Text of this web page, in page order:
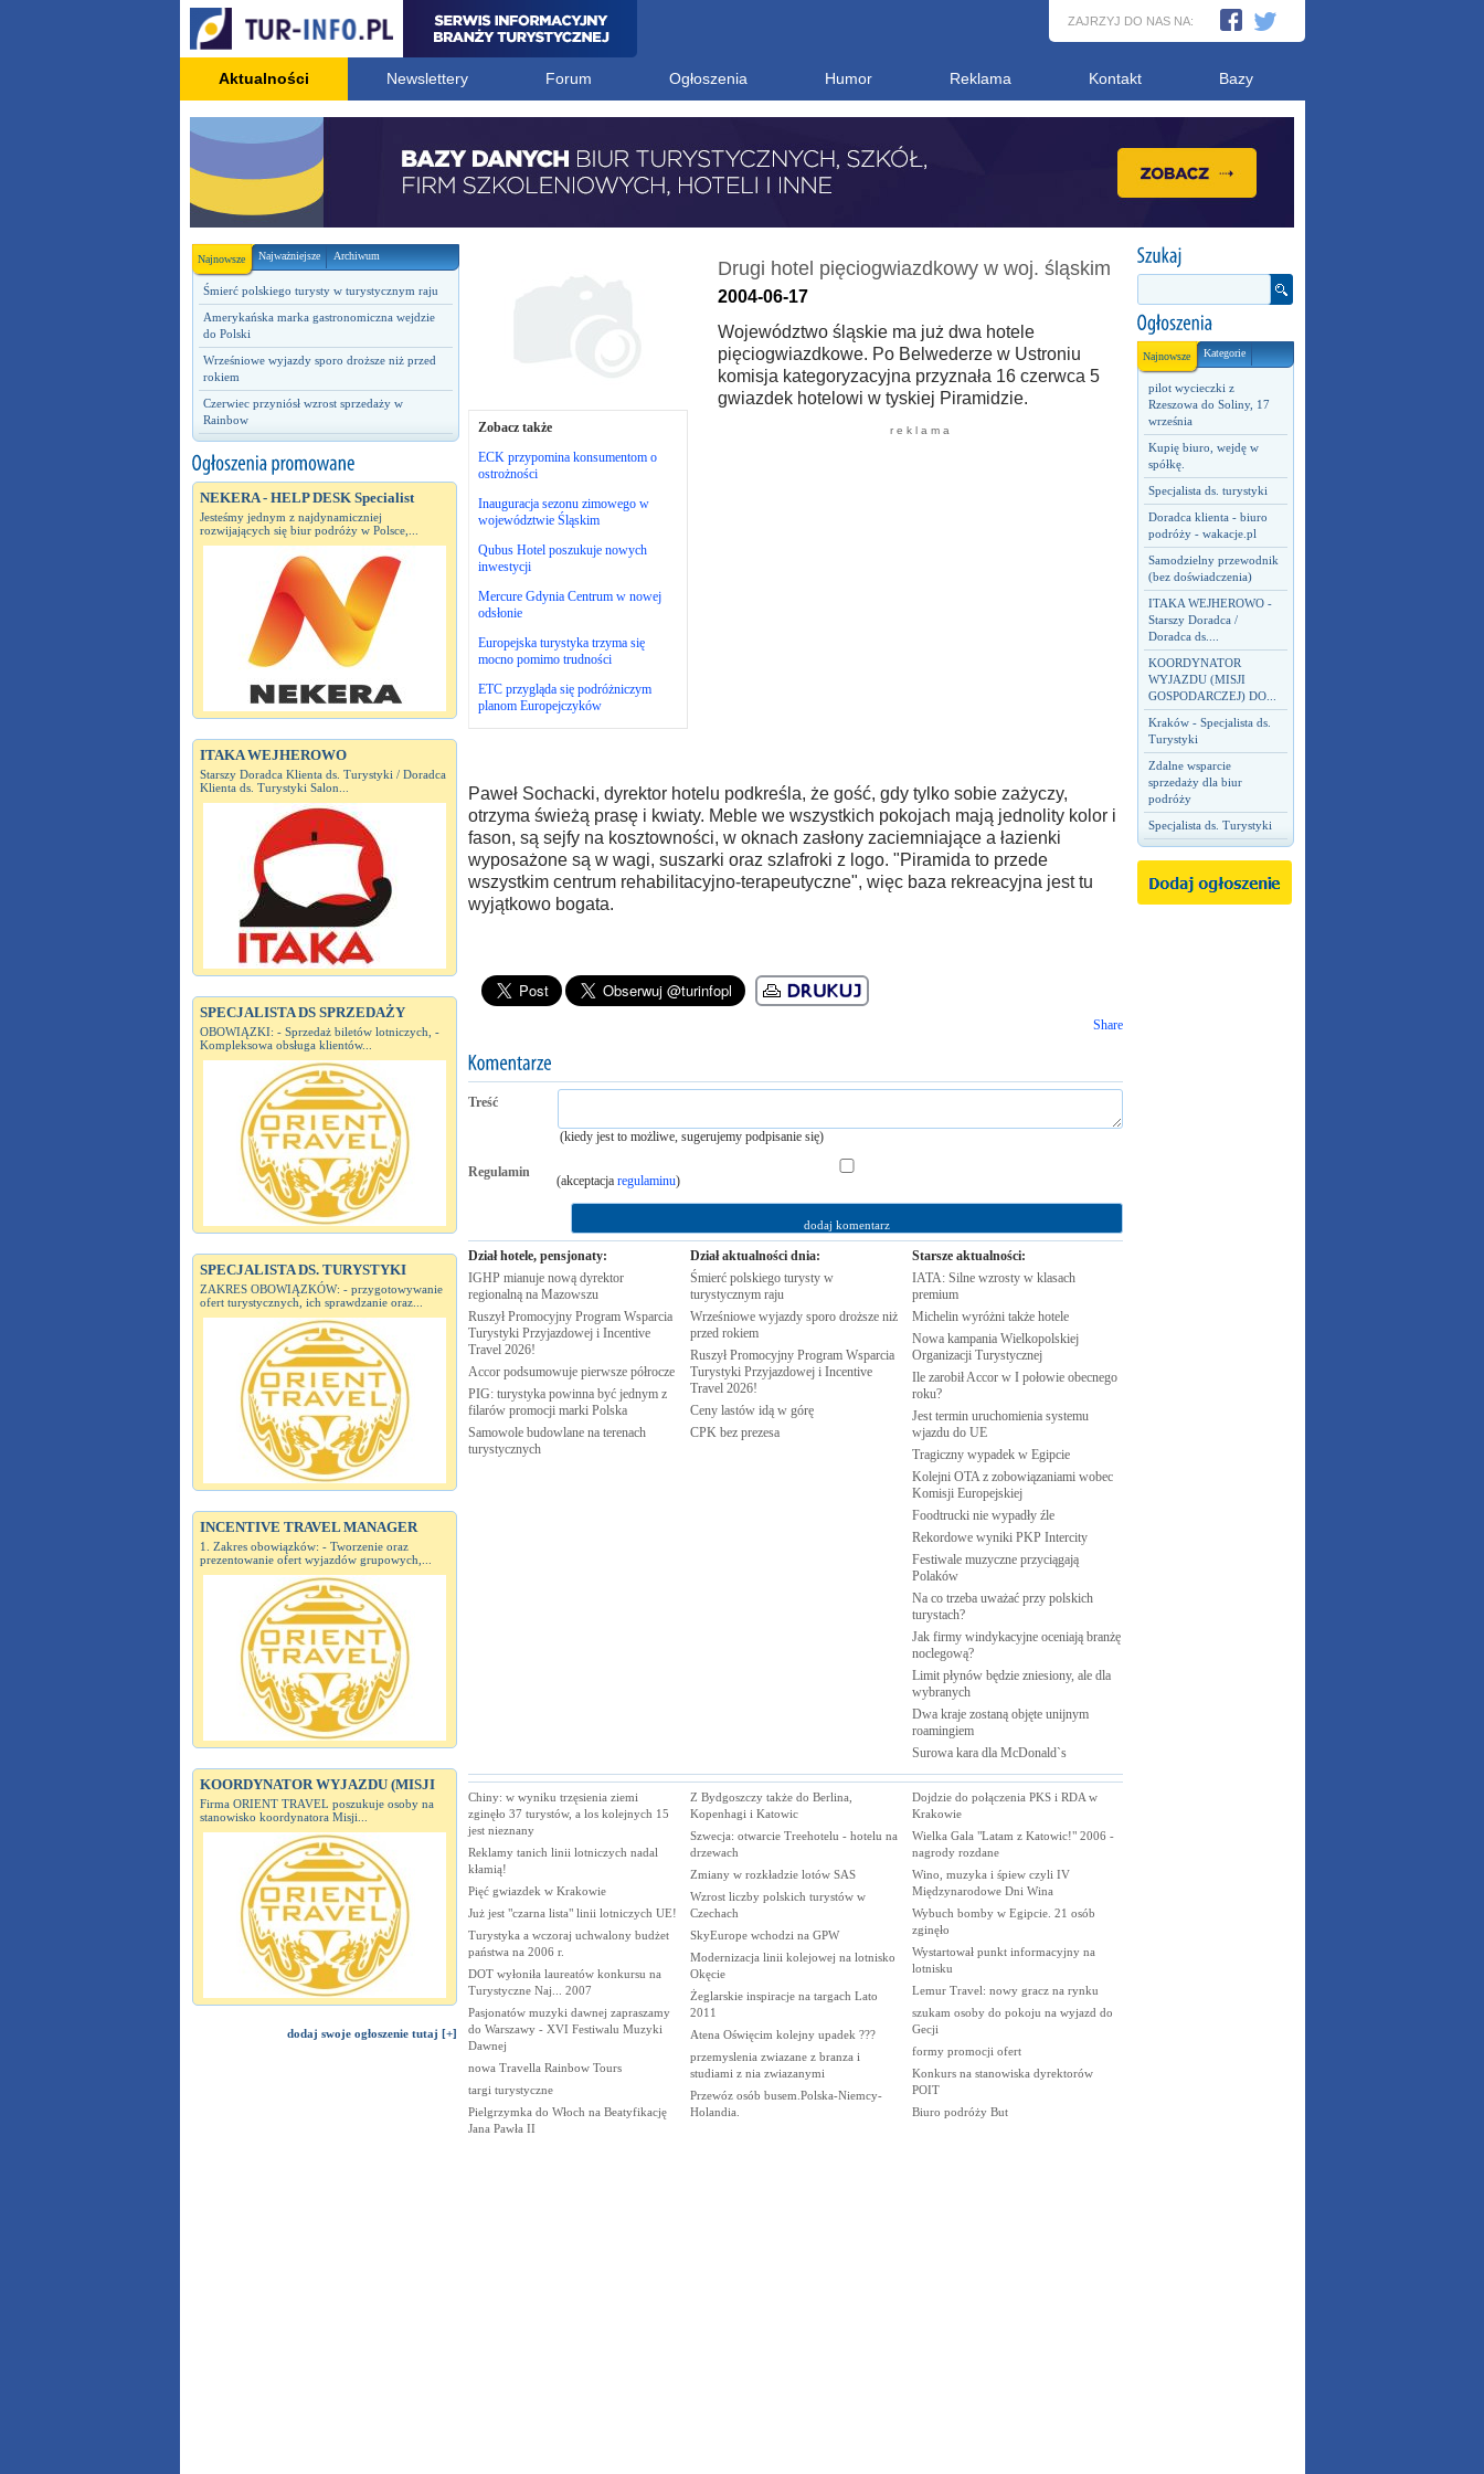
ZAJRZYJ DO NAS NA:
Aktualności Newslettery Forum Ogłoszenia Humor Reklama Kontakt Bazy
Najnowsze Najważniejsze Archiwum
Śmierć polskiego turysty w turystycznym raju
Amerykańska marka gastronomiczna wejdzie
do Polski
Wrześniowe wyjazdy sporo droższe niż przed
rokiem
Czerwiec przyniósł wzrost sprzedaży w
Rainbow
NEKERA - HELP DESK Specialist
Jesteśmy jednym z najdynamiczniej
rozwijających się biur podróży w Polsce,...
ITAKA WEJHEROWO
Starszy Doradca Klienta ds. Turystyki / Doradca
Klienta ds. Turystyki Salon...
SPECJALISTA DS SPRZEDAŻY
OBOWIĄZKI: - Sprzedaż biletów lotniczych, -
Kompleksowa obsługa klientów...
SPECJALISTA DS. TURYSTYKI
ZAKRES OBOWIĄZKÓW: - przygotowywanie
ofert turystycznych, ich sprawdzanie oraz...
INCENTIVE TRAVEL MANAGER
1. Zakres obowiązków: - Tworzenie oraz
prezentowanie ofert wyjazdów grupowych,...
KOORDYNATOR WYJAZDU (MISJI
Firma ORIENT TRAVEL poszukuje osoby na
stanowisko koordynatora Misji...
dodaj swoje ogłoszenie tutaj [+]
Najnowsze Kategorie
pilot wycieczki z
Rzeszowa do Soliny, 17
września
Kupię biuro, wejdę w
spółkę.
Specjalista ds. turystyki
Doradca klienta - biuro
podróży - wakacje.pl
Samodzielny przewodnik
(bez doświadczenia)
ITAKA WEJHEROWO -
Starszy Doradca /
Doradca ds....
KOORDYNATOR
WYJAZDU (MISJI
GOSPODARCZEJ) DO...
Kraków - Specjalista ds.
Turystyki
Zdalne wsparcie
sprzedaży dla biur
podróży
Specjalista ds. Turystyki
Zobacz także
ECK przypomina konsumentom o
ostrożności
Inauguracja sezonu zimowego w
województwie Śląskim
Qubus Hotel poszukuje nowych
inwestycji
Mercure Gdynia Centrum w nowej
odsłonie
Europejska turystyka trzyma się
mocno pomimo trudności
ETC przygląda się podróżniczym
planom Europejczyków
Drugi hotel pięciogwiazdkowy w woj. śląskim
2004-06-17
Województwo śląskie ma już dwa hotele
pięciogwiazdkowe. Po Belwederze w Ustroniu
komisja kategoryzacyjna przyznała 16 czerwca 5
gwiazdek hotelowi w tyskiej Piramidzie.
r e k l a m a
Paweł Sochacki, dyrektor hotelu podkreśla, że gość, gdy tylko sobie zażyczy,
otrzyma świeżą prasę i kwiaty. Meble we wszystkich pokojach mają jednolity kolor i
fason, są sejfy na kosztowności, w oknach zasłony zaciemniające a łazienki
wyposażone są w wagi, suszarki oraz szlafroki z logo. "Piramida to przede
wszystkim centrum rehabilitacyjno-terapeutyczne", więc baza rekreacyjna jest tu
wyjątkowo bogata.
Share
Treść
(kiedy jest to możliwe, sugerujemy podpisanie się)
Regulamin
(akceptacja regulaminu)
Dział hotele, pensjonaty:
IGHP mianuje nową dyrektor
regionalną na Mazowszu
Ruszył Promocyjny Program Wsparcia
Turystyki Przyjazdowej i Incentive
Travel 2026!
Accor podsumowuje pierwsze półrocze
PIG: turystyka powinna być jednym z
filarów promocji marki Polska
Samowole budowlane na terenach
turystycznych
Dział aktualności dnia:
Śmierć polskiego turysty w
turystycznym raju
Wrześniowe wyjazdy sporo droższe niż
przed rokiem
Ruszył Promocyjny Program Wsparcia
Turystyki Przyjazdowej i Incentive
Travel 2026!
Ceny lastów idą w górę
CPK bez prezesa
Starsze aktualności:
IATA: Silne wzrosty w klasach
premium
Michelin wyróżni także hotele
Nowa kampania Wielkopolskiej
Organizacji Turystycznej
Ile zarobił Accor w I połowie obecnego
roku?
Jest termin uruchomienia systemu
wjazdu do UE
Tragiczny wypadek w Egipcie
Kolejni OTA z zobowiązaniami wobec
Komisji Europejskiej
Foodtrucki nie wypadły źle
Rekordowe wyniki PKP Intercity
Festiwale muzyczne przyciągają
Polaków
Na co trzeba uważać przy polskich
turystach?
Jak firmy windykacyjne oceniają branżę
noclegową?
Limit płynów będzie zniesiony, ale dla
wybranych
Dwa kraje zostaną objęte unijnym
roamingiem
Surowa kara dla McDonald`s
Chiny: w wyniku trzęsienia ziemi
zginęło 37 turystów, a los kolejnych 15
jest nieznany
Reklamy tanich linii lotniczych nadal
kłamią!
Pięć gwiazdek w Krakowie
Już jest "czarna lista" linii lotniczych UE!
Turystyka a wczoraj uchwalony budżet
państwa na 2006 r.
DOT wyłoniła laureatów konkursu na
Turystyczne Naj... 2007
Pasjonatów muzyki dawnej zapraszamy
do Warszawy - XVI Festiwalu Muzyki
Dawnej
nowa Travella Rainbow Tours
targi turystyczne
Pielgrzymka do Włoch na Beatyfikację
Jana Pawła II
Z Bydgoszczy także do Berlina,
Kopenhagi i Katowic
Szwecja: otwarcie Treehotelu - hotelu na
drzewach
Zmiany w rozkładzie lotów SAS
Wzrost liczby polskich turystów w
Czechach
SkyEurope wchodzi na GPW
Modernizacja linii kolejowej na lotnisko
Okęcie
Żeglarskie inspiracje na targach Lato
2011
Atena Oświęcim kolejny upadek ???
przemyslenia zwiazane z branza i
studiami z nia zwiazanymi
Przewóz osób busem.Polska-Niemcy-
Holandia.
Dojdzie do połączenia PKS i RDA w
Krakowie
Wielka Gala "Latam z Katowic!" 2006 -
nagrody rozdane
Wino, muzyka i śpiew czyli IV
Międzynarodowe Dni Wina
Wybuch bomby w Egipcie. 21 osób
zginęło
Wystartował punkt informacyjny na
lotnisku
Lemur Travel: nowy gracz na rynku
szukam osoby do pokoju na wyjazd do
Gecji
formy promocji ofert
Konkurs na stanowiska dyrektorów
POIT
Biuro podróży But